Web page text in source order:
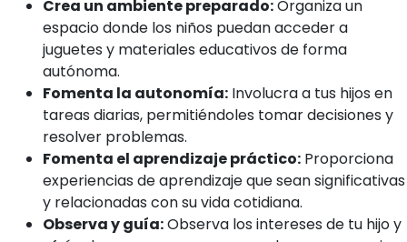
Crea un ambiente preparado:Organiza un
espacio donde los niños puedan acceder a
juguetes y materiales educativos de forma
autónoma.
Fomenta la autonomía: Involucra a tus hijos en
tareas diarias, permitiéndoles tomar decisiones y
resolver problemas.
Fomenta el aprendizaje práctico: Proporciona
experiencias de aprendizaje que sean significativas
y relacionadas con su vida cotidiana.
Observa y guía:Observa los intereses de tu hijo y